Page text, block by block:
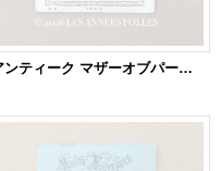
アンティーク マザーオブパール製 極小 ボタン 6mm オフホワイト 24ピース シェルボタン